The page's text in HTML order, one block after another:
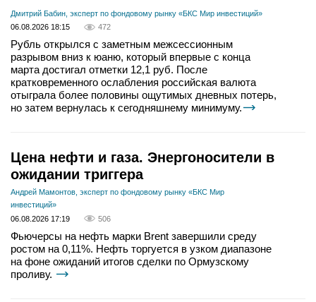
Дмитрий Бабин, эксперт по фондовому рынку «БКС Мир инвестиций»
06.08.2026 18:15
472
Рубль открылся с заметным межсессионным
разрывом вниз к юаню, который впервые с конца
марта достигал отметки 12,1 руб. После
кратковременного ослабления российская валюта
отыграла более половины ощутимых дневных потерь,
но затем вернулась к сегодняшнему минимуму.
Цена нефти и газа. Энергоносители в
ожидании триггера
Андрей Мамонтов, эксперт по фондовому рынку «БКС Мир
инвестиций»
06.08.2026 17:19
506
Фьючерсы на нефть марки Brent завершили среду
ростом на 0,11%. Нефть торгуется в узком диапазоне
на фоне ожиданий итогов сделки по Ормузскому
проливу.